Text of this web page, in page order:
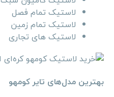
لاستیک تمام فصل
لاستیک تمام زمین
لاستیک های تجاری
بهترین مدل‌های تایر کومهو